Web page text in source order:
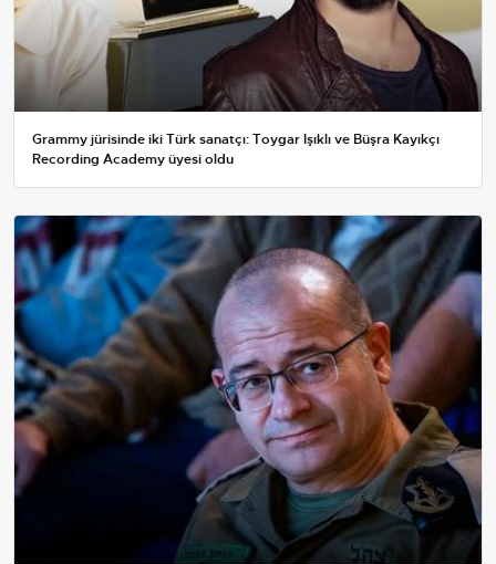
Grammy jürisinde iki Türk sanatçı: Toygar Işıklı ve Büşra Kayıkçı
Recording Academy üyesi oldu